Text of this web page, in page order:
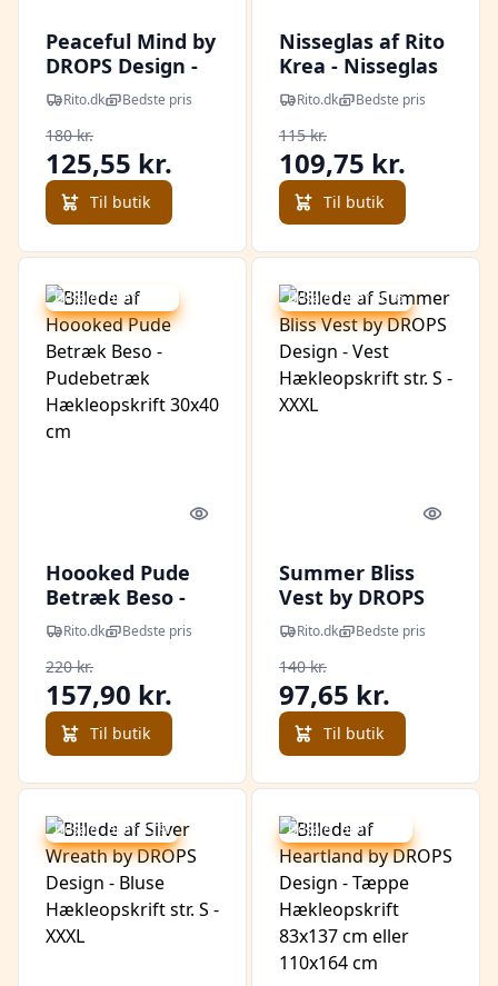
Peaceful Mind by
DROPS Design -
Tunika
Hækleopskrift
str. S - XXXL
Rito.dk Bedste pris
180 kr.
125,55 kr.
Til butik
Nisseglas af Rito
Krea - Nisseglas
Hækleopskrift
Rito.dk Bedste pris
115 kr.
109,75 kr.
Til butik
Udsalg - spar 28 %
Quick look
Hoooked Pude
Betræk Beso -
Pudebetræk
Hækleopskrift
30x40 cm
Rito.dk Bedste pris
220 kr.
157,90 kr.
Til butik
Udsalg - spar 30 %
Quick
Summer Bliss
Vest by DROPS
Design - Vest
Hækleopskrift
str. S - XXXL
Rito.dk Bedste pris
140 kr.
97,65 kr.
Til butik
Udsalg - spar 25 % Udsalg - spar 32 %